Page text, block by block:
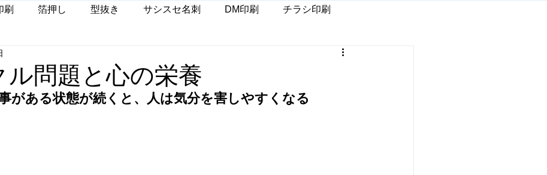
刷 箔押し 型抜き サシスセ名刺 DM印刷 チラシ印刷
PFデータ割引 インボイス
状 生米パンづくり 携帯料金 AI 自然栽培 シュンペーター
ル問題と心の栄養
がある状態が続くと、人は気分を害しやすくなる